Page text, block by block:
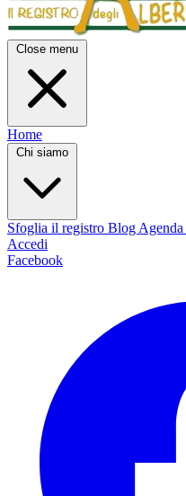
Close menu
Home
Chi siamo
Sfoglia il registro Blog Agenda
Accedi
Facebook